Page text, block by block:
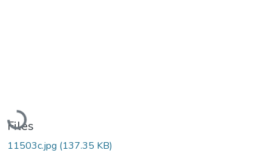
Loading...
Files
11503c.jpg (137.35 KB)